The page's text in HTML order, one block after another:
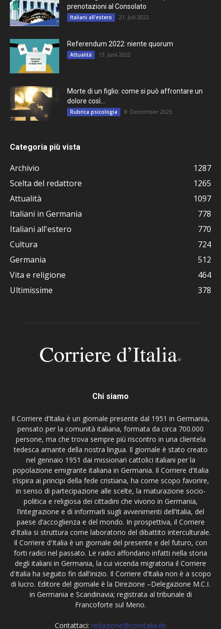
prenotazioni al Consolato
Italiani all'estero 21. Juli 2022
Referendum 2022: niente quorum
Attualità 13. Juni 2022
Morte di un figlio: come si può affrontare un
dolore così...
Rubrica psicologia 8. Dezember 2023
Categoria più vista
Archivio
1287
Scelta del redattore
1265
Attualità
1097
Italiani in Germania
778
Italiani all'estero
770
Cultura
724
Germania
512
Vita e religione
464
Ultimissime
378
Chi siamo
Il Corriere d’Italia è un giornale presente dal 1951 in Germania,
pensato per la comunità italiana, formata da circa 700.000
persone, ma che trova sempre più riscontro in una clientela
tedesca amante della nostra lingua. Il giornale è stato creato
nel gennaio 1951 dai missionari cattolici italiani per la
popolazione emigrante italiana in Germania. Il Corriere d’Italia
s’ispira ai principi della fede cristiana, ha come scopo favorire,
in senso di partecipazione alle scelte, la maturazione socio-
politica e religiosa dei cittadini che vivono in Germania,
l’integrazione e di informarli sugli avvenimenti dell’Italia, del
paese d’accoglienza e del mondo. In prospettiva, il Corriere
d'Italia si struttura come laboratorio del dibattito interculturale.
Il Corriere d'Italia è un giornale del presente e del futuro, con
forti radici nel passato. Le radici affondano infatti nella storia
degli italiani in Germania, la cui vicenda migratoria il Corriere
d'Italia ha seguito fin dall'inizio. Il Corriere d’Italia non è a scopo
di lucro. Editore del giornale è la Direzione –Delegazione M.C.I.
in Germania e Scandinavia; registrata al tribunale di
Francoforte sul Meno.
Contattaci: redazione@corritalia.de